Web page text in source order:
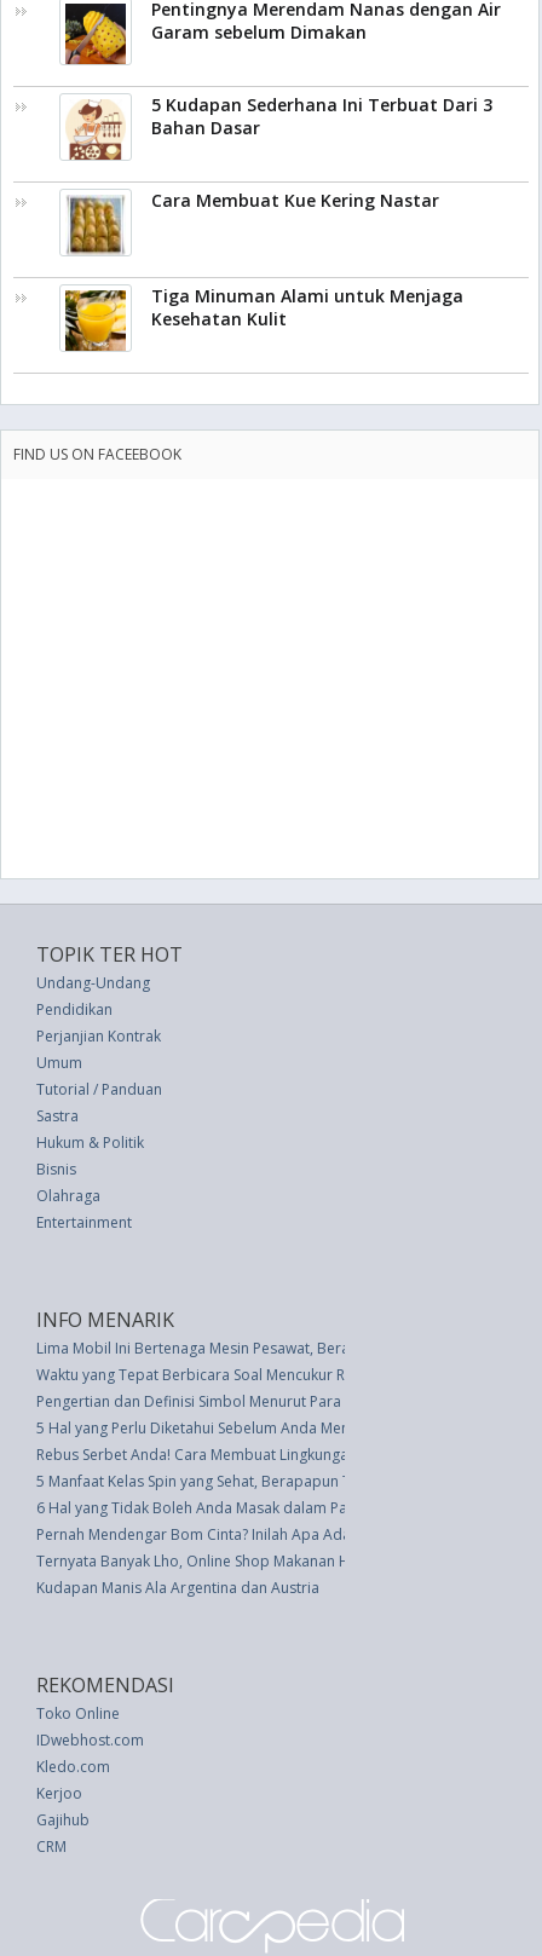
Pentingnya Merendam Nanas dengan Air
Garam sebelum Dimakan
5 Kudapan Sederhana Ini Terbuat Dari 3
Bahan Dasar
Cara Membuat Kue Kering Nastar
Tiga Minuman Alami untuk Menjaga
Kesehatan Kulit
FIND US ON FACEEBOOK
TOPIK TER HOT
Undang-Undang
Pendidikan
Perjanjian Kontrak
Umum
Tutorial / Panduan
Sastra
Hukum & Politik
Bisnis
Olahraga
Entertainment
INFO MENARIK
Lima Mobil Ini Bertenaga Mesin Pesawat, Berani Coba?
Waktu yang Tepat Berbicara Soal Mencukur Rambut dengan Anak-anak
Pengertian dan Definisi Simbol Menurut Para Ahli
5 Hal yang Perlu Diketahui Sebelum Anda Menyemprotkan Hama
Rebus Serbet Anda! Cara Membuat Lingkungan Lebih Bersih Ketimbang
5 Manfaat Kelas Spin yang Sehat, Berapapun Tingkat Kebugaran Anda
6 Hal yang Tidak Boleh Anda Masak dalam Panci Instan
Pernah Mendengar Bom Cinta? Inilah Apa Adanya!
Ternyata Banyak Lho, Online Shop Makanan Halal di Jepang
Kudapan Manis Ala Argentina dan Austria
REKOMENDASI
Toko Online
IDwebhost.com
Kledo.com
Kerjoo
Gajihub
CRM